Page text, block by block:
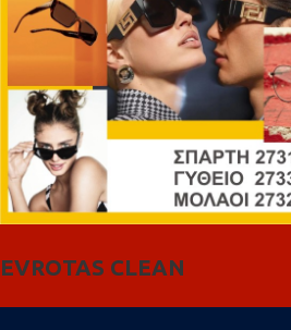
EVROTAS CLEAN